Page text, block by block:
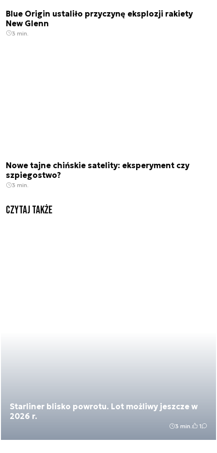
Blue Origin ustaliło przyczynę eksplozji rakiety
New Glenn
3 min.
Nowe tajne chińskie satelity: eksperyment czy
szpiegostwo?
3 min.
Czytaj także
Starliner blisko powrotu. Lot możliwy jeszcze w
2026 r.
3 min. 1